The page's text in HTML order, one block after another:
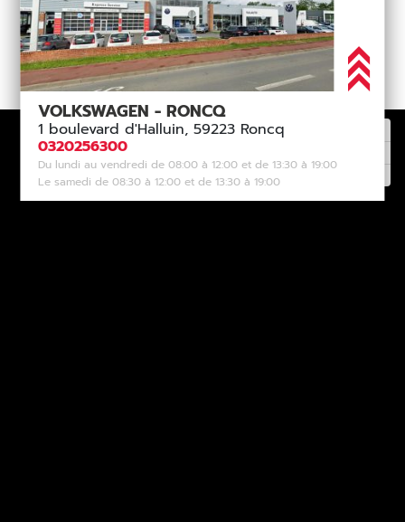
VOLKSWAGEN - RONCQ
1 boulevard d'Halluin, 59223 Roncq
0320256300
Du lundi au vendredi de 08:00 à 12:00 et de 13:30 à 19:00
Le samedi de 08:30 à 12:00 et de 13:30 à 19:00